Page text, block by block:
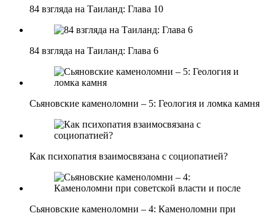
84 взгляда на Таиланд: Глава 10
84 взгляда на Таиланд: Глава 6
Сьяновские каменоломни – 5: Геология и ломка камня
Как психопатия взаимосвязана с социопатией?
Сьяновские каменоломни – 4: Каменоломни при